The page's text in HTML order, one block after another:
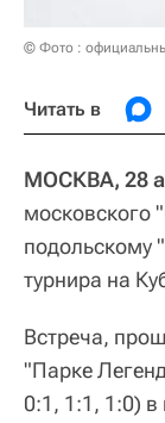
© Фото :
Читать в
МОСКВА, 28
московского
подольскому
турнира на
Встреча,
"Парке
0:1, 1:1, 1:0)